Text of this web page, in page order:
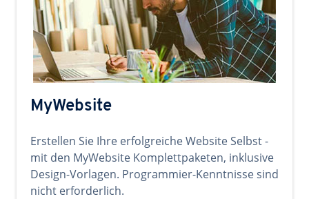
MyWebsite
Erstellen Sie Ihre erfolgreiche Website Selbst -
mit den MyWebsite Komplettpaketen, inklusive
Design-Vorlagen. Programmier-Kenntnisse sind
nicht erforderlich.